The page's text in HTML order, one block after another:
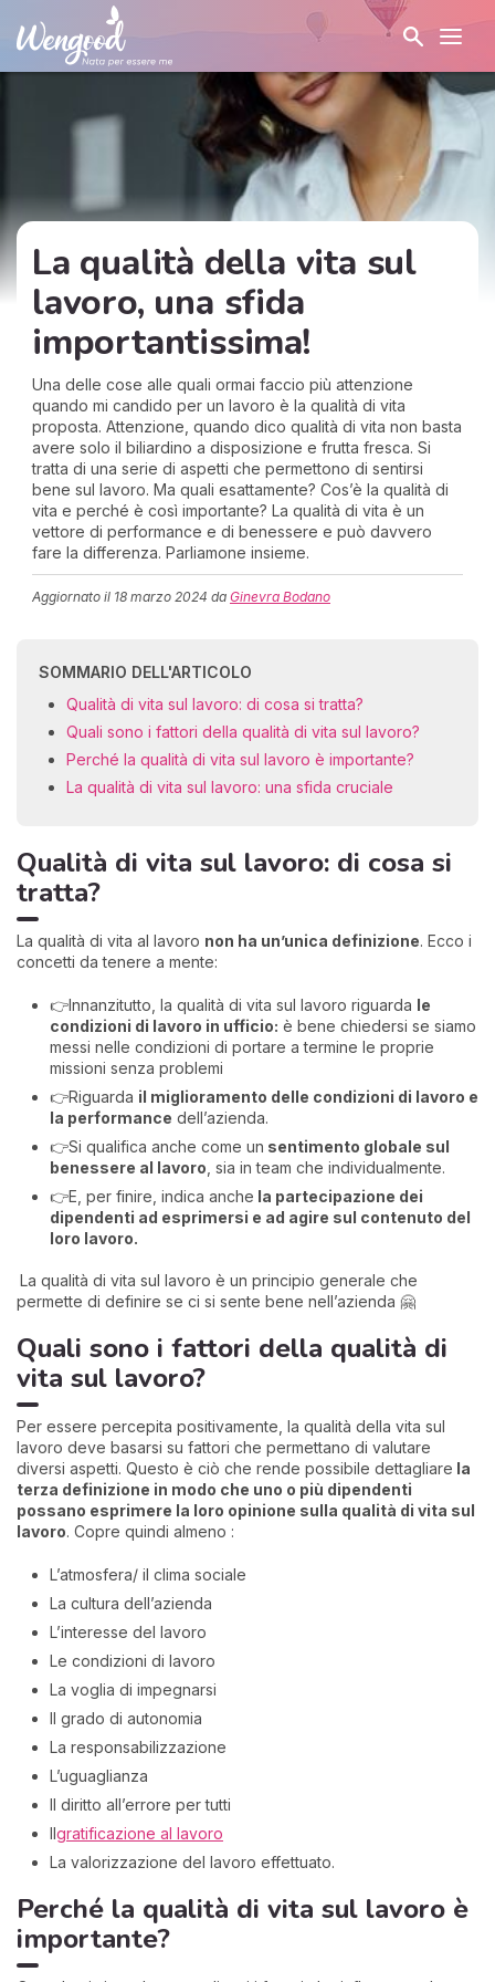
La qualità della vita sul
lavoro, una sfida
importantissima!
Una delle cose alle quali ormai faccio più attenzione
quando mi candido per un lavoro è la qualità di vita
proposta. Attenzione, quando dico qualità di vita non basta
avere solo il biliardino a disposizione e frutta fresca. Si
tratta di una serie di aspetti che permettono di sentirsi
bene sul lavoro. Ma quali esattamente? Cos’è la qualità di
vita e perché è così importante? La qualità di vita è un
vettore di performance e di benessere e può davvero
fare la differenza. Parliamone insieme.
Aggiornato il 18 marzo 2024 da Ginevra Bodano
SOMMARIO DELL'ARTICOLO
Qualità di vita sul lavoro: di cosa si tratta?
Quali sono i fattori della qualità di vita sul lavoro?
Perché la qualità di vita sul lavoro è importante?
La qualità di vita sul lavoro: una sfida cruciale
Qualità di vita sul lavoro: di cosa si
tratta?
La qualità di vita al lavoro non ha un’unica definizione. Ecco i
concetti da tenere a mente:
👉Innanzitutto, la qualità di vita sul lavoro riguarda le
condizioni di lavoro in ufficio: è bene chiedersi se siamo
messi nelle condizioni di portare a termine le proprie
missioni senza problemi
👉Riguarda il miglioramento delle condizioni di lavoro e
la performance dell’azienda.
👉Si qualifica anche come un sentimento globale sul
benessere al lavoro , sia in team che individualmente.
👉E, per finire, indica anche la partecipazione dei
dipendenti ad esprimersi e ad agire sul contenuto del
loro lavoro.
La qualità di vita sul lavoro è un principio generale che
permette di definire se ci si sente bene nell’azienda 🤗
Quali sono i fattori della qualità di
vita sul lavoro?
Per essere percepita positivamente, la qualità della vita sul
lavoro deve basarsi su fattori che permettano di valutare
diversi aspetti. Questo è ciò che rende possibile dettagliare la
terza definizione in modo che uno o più dipendenti
possano esprimere la loro opinione sulla qualità di vita sul
lavoro. Copre quindi almeno :
L’atmosfera/ il clima sociale
La cultura dell’azienda
L’interesse del lavoro
Le condizioni di lavoro
La voglia di impegnarsi
Il grado di autonomia
La responsabilizzazione
L’uguaglianza
Il diritto all’errore per tutti
Ilgratificazione al lavoro
La valorizzazione del lavoro effettuato.
Perché la qualità di vita sul lavoro è
importante?